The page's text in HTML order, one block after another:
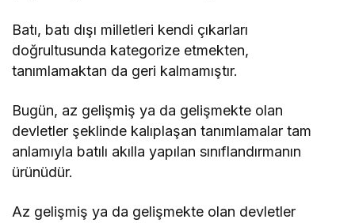
Batı, batı dışı milletleri kendi çıkarları
doğrultusunda kategorize etmekten,
tanımlamaktan da geri kalmamıştır.
Bugün, az gelişmiş ya da gelişmekte olan
devletler şeklinde kalıplaşan tanımlamalar tam
anlamıyla batılı akılla yapılan sınıflandırmanın
ürünüdür.
Az gelişmiş ya da gelişmekte olan devletler